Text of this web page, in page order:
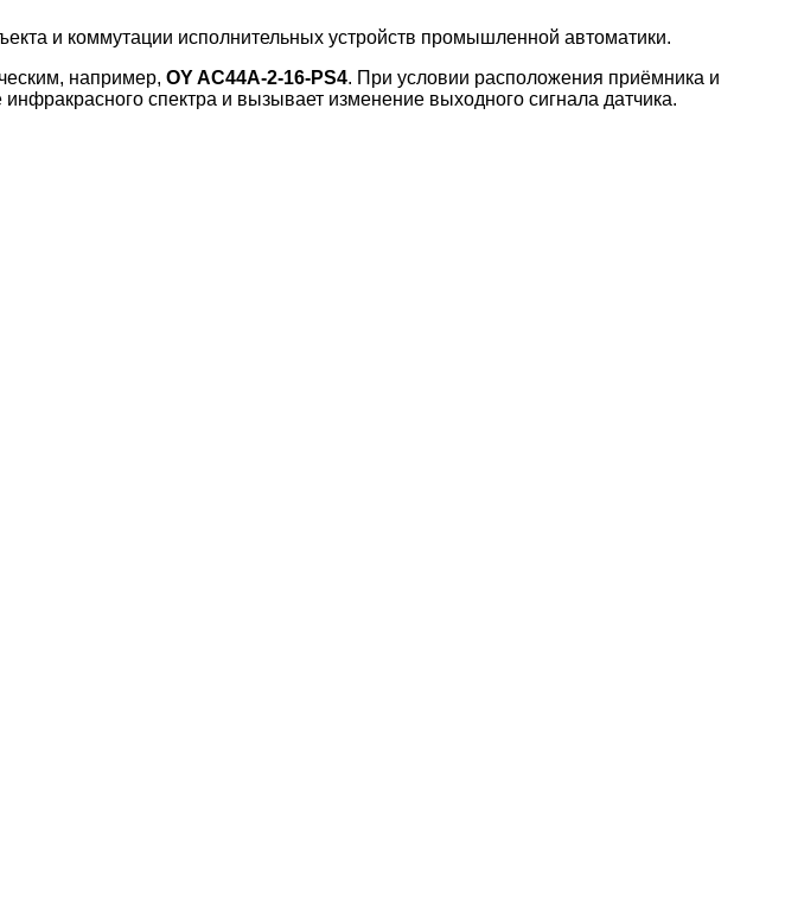
и коммутации исполнительных устройств промышленной автоматики.
например, OY AC44A-2-16-PS4. При условии расположения приёмника и
спектра и вызывает изменение выходного сигнала датчика.